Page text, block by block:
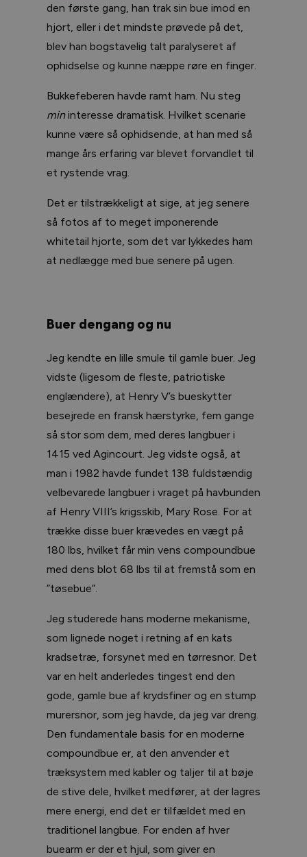
den første gang, han trak sin bue imod en
hjort, eller i det mindste prøvede på det,
blev han bogstavelig talt paralyseret af
ophidselse og kunne næppe røre en finger.
Bukkefeberen havde ramt ham. Nu steg
mininteresse dramatisk. Hvilket scenarie
kunne være så ophidsende, at han med så
mange års erfaring var blevet forvandlet til
et rystende vrag.
Det er tilstrækkeligt at sige, at jeg senere
så fotos af to meget imponerende
whitetail hjorte, som det var lykkedes ham
at nedlægge med bue senere på ugen.
Buer dengang og nu
Jeg kendte en lille smule til gamle buer. Jeg
vidste (ligesom de fleste, patriotiske
englændere), at Henry V’s bueskytter
besejrede en fransk hærstyrke, fem gange
så stor som dem, med deres langbuer i
1415 ved Agincourt. Jeg vidste også, at
man i 1982 havde fundet 138 fuldstændig
velbevarede langbuer i vraget på havbunden
af Henry VIII’s krigsskib, Mary Rose. For at
trække disse buer krævedes en vægt på
180 lbs, hvilket får min vens compoundbue
med dens blot 68 lbs til at fremstå som en
”tøsebue”.
Jeg studerede hans moderne mekanisme,
som lignede noget i retning af en kats
kradsetræ, forsynet med en tørresnor. Det
var en helt anderledes tingest end den
gode, gamle bue af krydsfiner og en stump
murersnor, som jeg havde, da jeg var dreng.
Den fundamentale basis for en moderne
compoundbue er, at den anvender et
træksystem med kabler og taljer til at bøje
de stive dele, hvilket medfører, at der lagres
mere energi, end det er tilfældet med en
traditionel langbue. For enden af hver
buearm er der et hjul, som giver en